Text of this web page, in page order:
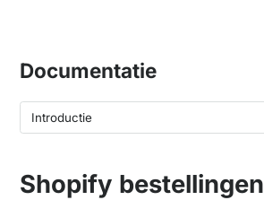
Documentatie
Shopify bestellingen